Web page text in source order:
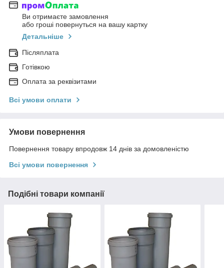
Ви отримаєте замовлення
або гроші повернуться на вашу картку
Детальніше
Післяплата
Готівкою
Оплата за реквізитами
Всі умови оплати
Умови повернення
Повернення товару впродовж 14 днів за домовленістю
Всі умови повернення
Подібні товари компанії